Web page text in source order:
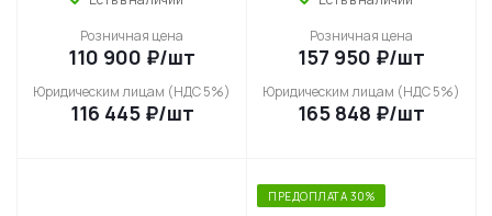
Розничная цена
110 900 ₽/шт
Юридическим лицам (НДС 5%)
116 445₽/шт
Розничная цена
157 950 ₽/шт
Юридическим лицам (НДС 5%)
165 848 ₽/шт
ПРЕДОПЛАТА 30%